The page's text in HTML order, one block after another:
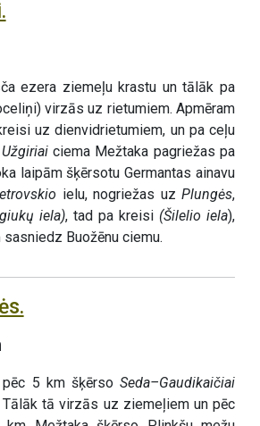
ezera ziemeļu krastu un tālāk pa
virzās uz rietumiem. Apmēram
uz dienvidrietumiem, un pa ceļu
Užgiriaiciema Mežtaka pagriežas pa
laipām šķērsotu Germantas ainavu
ielu, nogriežas uz Plungės,
iela), tad pa kreisi (Šilelio iela),
Buožēnu ciemu.
5 km šķērso Seda–Gaudikaičiai
Tālāk tā virzās uz ziemeļiem un pēc